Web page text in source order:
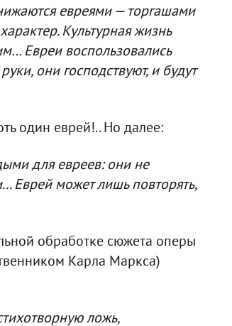
евреями — торгашами
Культурная жизнь
Евреи воспользовались
они господствуют, и будут
один еврей!.. Но далее:
для евреев: они не
Еврей может лишь повторять,
обработке сюжета оперы
Карла Маркса)
ложь,